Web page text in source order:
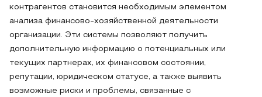
контрагентов становится необходимым элементом
анализа финансово-хозяйственной деятельности
организации. Эти системы позволяют получить
дополнительную информацию о потенциальных или
текущих партнерах, их финансовом состоянии,
репутации, юридическом статусе, а также выявить
возможные риски и проблемы, связанные с